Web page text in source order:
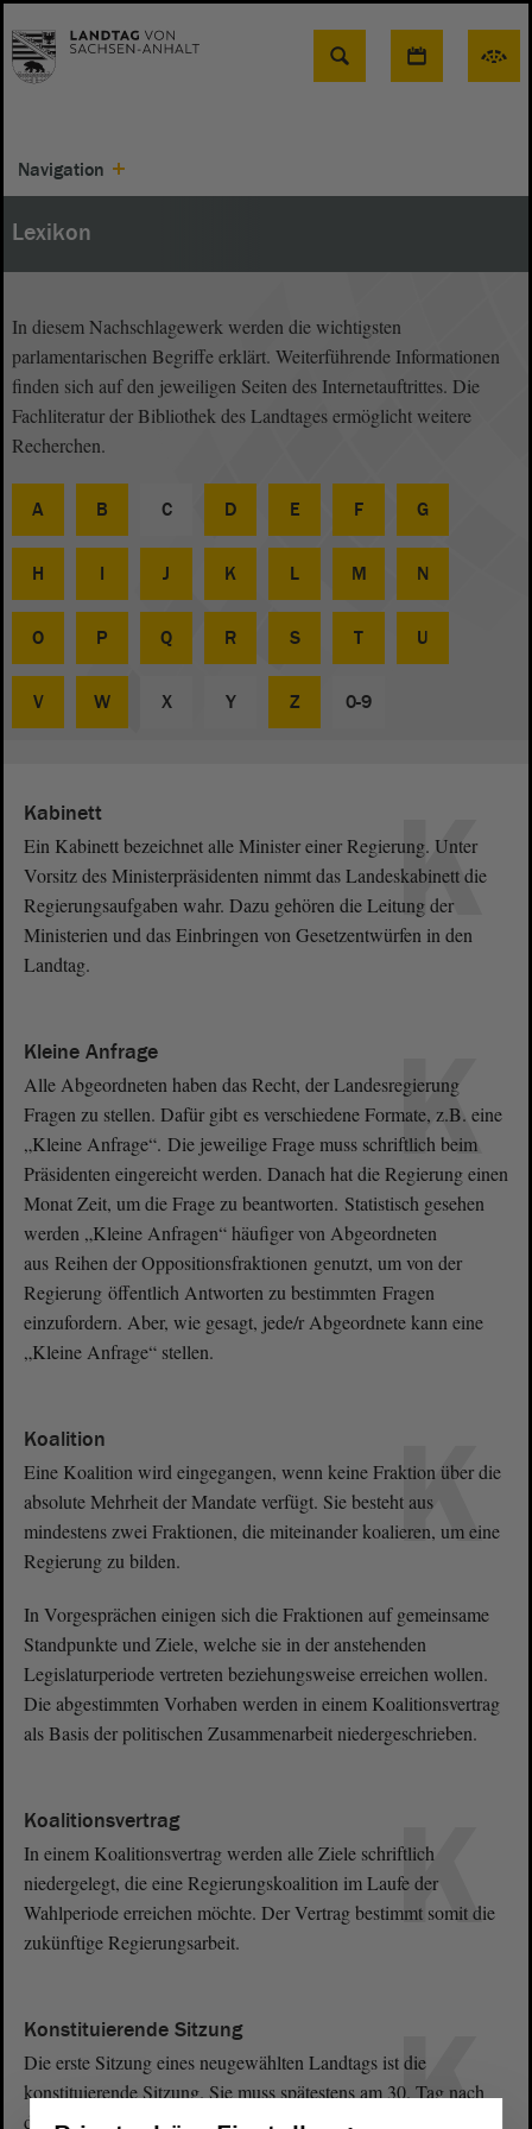
Suche
Navigation
Lexikon
In diesem Nachschlagewerk werden die wichtigsten
parlamentarischen Begriffe erklärt. Weiterführende Informationen
finden sich auf den jeweiligen Seiten des Internetauftrittes. Die
Fachliteratur der Bibliothek des Landtages ermöglicht weitere
Recherchen.
A B C D E F G
H I J K L M N
O P Q R S T U
V W X Y Z 0-9
K
Kabinett
Ein Kabinett bezeichnet alle Minister einer Regierung. Unter
Vorsitz des Ministerpräsidenten nimmt das Landeskabinett die
Regierungsaufgaben wahr. Dazu gehören die Leitung der
Ministerien und das Einbringen von Gesetzentwürfen in den
Landtag.
K
Kleine Anfrage
Alle Abgeordneten haben das Recht, der Landesregierung
Fragen zu stellen. Dafür gibt es verschiedene Formate, z.B. eine
„Kleine Anfrage“. Die jeweilige Frage muss schriftlich beim
Präsidenten eingereicht werden. Danach hat die Regierung einen
Monat Zeit, um die Frage zu beantworten. Statistisch gesehen
werden „Kleine Anfragen“ häufiger von Abgeordneten
aus Reihen der Oppositionsfraktionen genutzt, um von der
Regierung öffentlich Antworten zu bestimmten Fragen
einzufordern. Aber, wie gesagt, jede/r Abgeordnete kann eine
„Kleine Anfrage“ stellen.
K
Koalition
Eine Koalition wird eingegangen, wenn keine Fraktion über die
absolute Mehrheit der Mandate verfügt. Sie besteht aus
mindestens zwei Fraktionen, die miteinander koalieren, um eine
Regierung zu bilden.
In Vorgesprächen einigen sich die Fraktionen auf gemeinsame
Standpunkte und Ziele, welche sie in der anstehenden
Legislaturperiode vertreten beziehungsweise erreichen wollen.
Die abgestimmten Vorhaben werden in einem Koalitionsvertrag
als Basis der politischen Zusammenarbeit niedergeschrieben.
K
Koalitionsvertrag
In einem Koalitionsvertrag werden alle Ziele schriftlich
niedergelegt, die eine Regierungskoalition im Laufe der
Wahlperiode erreichen möchte. Der Vertrag bestimmt somit die
zukünftige Regierungsarbeit.
K
Konstituierende Sitzung
Die erste Sitzung eines neugewählten Landtags ist die
konstituierende Sitzung. Sie muss spätestens am 30. Tag nach
der Wahl erfolgen und wird durch den Alterspräsidenten bis zur